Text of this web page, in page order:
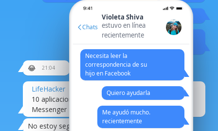
Pero, ¿quién sabe?
Hehe
21:04
😂
LifeHacker
10 aplicaciones para hackear Facebook
Messenger
No estoy seguro.
Chats
Violeta Shiva
estuvo en línea
recientemente
Necesita leer la
correspondencia de su
hijo en Facebook
Quiero ayudarla
Me ayudó mucho.
recientemente